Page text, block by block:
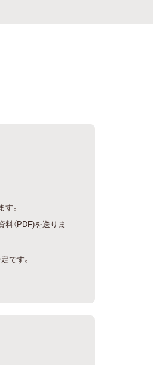
。
（PDF)を送りま
です。